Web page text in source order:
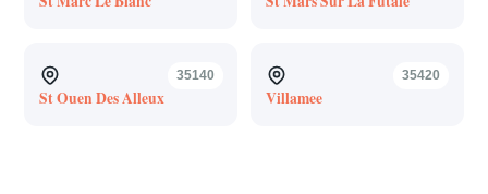
35140
St Ouen Des Alleux
35420
Villamee